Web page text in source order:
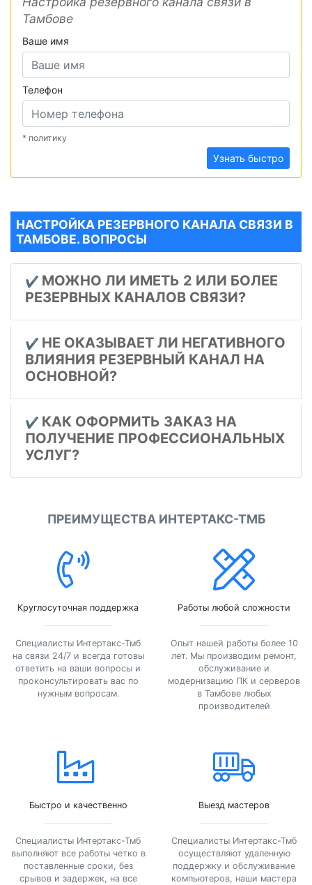
Тамбове
Ваше имя
Телефон
* политику
Узнать быстро
НАСТРОЙКА РЕЗЕРВНОГО КАНАЛА СВЯЗИ В
ТАМБОВЕ. ВОПРОСЫ
✔️ МОЖНО ЛИ ИМЕТЬ 2 ИЛИ БОЛЕЕ
РЕЗЕРВНЫХ КАНАЛОВ СВЯЗИ?
✔️ НЕ ОКАЗЫВАЕТ ЛИ НЕГАТИВНОГО
ВЛИЯНИЯ РЕЗЕРВНЫЙ КАНАЛ НА
ОСНОВНОЙ?
✔️ КАК ОФОРМИТЬ ЗАКАЗ НА
ПОЛУЧЕНИЕ ПРОФЕССИОНАЛЬНЫХ
УСЛУГ?
ПРЕИМУЩЕСТВА ИНТЕРТАКС-ТМБ
Круглосуточная поддержка
Специалисты Интертакс-Тмб
на связи 24/7 и всегда готовы
ответить на ваши вопросы и
проконсультировать вас по
нужным вопросам.
Работы любой сложности
Опыт нашей работы более 10
лет. Мы производим ремонт,
обслуживание и
модернизацию ПК и серверов
в Тамбове любых
производителей
Быстро и качественно
Специалисты Интертакс-Тмб
выполняют все работы четко в
поставленные сроки, без
срывов и задержек, на все
Выезд мастеров
Специалисты Интертакс-Тмб
осуществляют удаленную
поддержку и обслуживание
компьютеров, наши мастера